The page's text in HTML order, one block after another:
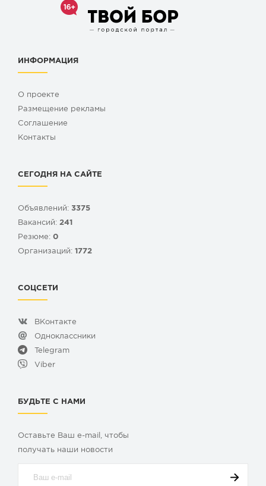
ИНФОРМАЦИЯ
О проекте
Размещение рекламы
Cоглашение
Контакты
СЕГОДНЯ НА САЙТЕ
Объявлений: 3375
Вакансий: 241
Резюме: 0
Организаций: 1772
СОЦСЕТИ
ВКонтакте
Одноклассники
Telegram
Viber
БУДЬТЕ С НАМИ
Оставьте Ваш e-mail, чтобы
получать наши новости